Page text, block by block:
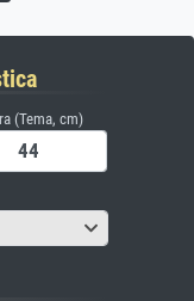
(Tema, cm)